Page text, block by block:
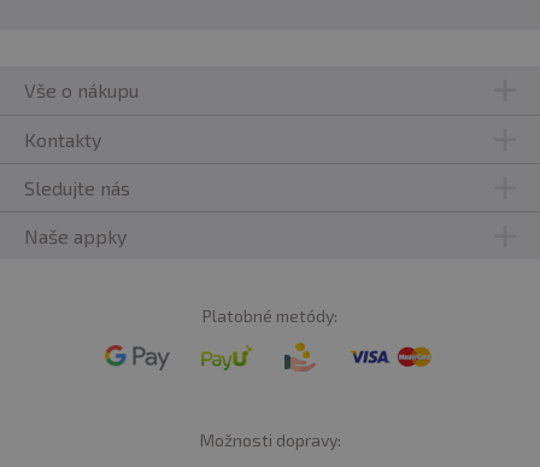
Vše o nákupu
Kontakty
Sledujte nás
Naše appky
Platobné metódy:
Možnosti dopravy: